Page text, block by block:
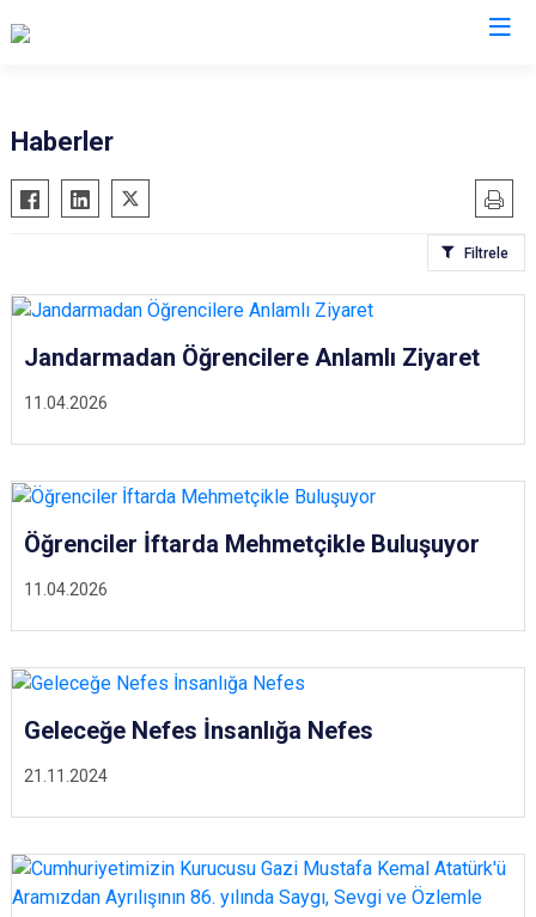
Haberler
Filtrele
11.04.2026
Jandarmadan Öğrencilere Anlamlı Ziyaret
11.04.2026
Öğrenciler İftarda Mehmetçikle Buluşuyor
21.11.2024
Geleceğe Nefes İnsanlığa Nefes